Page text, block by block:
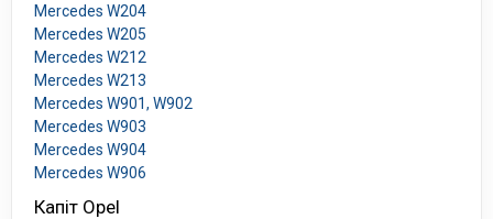
Mercedes W204
Mercedes W205
Mercedes W212
Mercedes W213
Mercedes W901, W902
Mercedes W903
Mercedes W904
Mercedes W906
Капіт Opel